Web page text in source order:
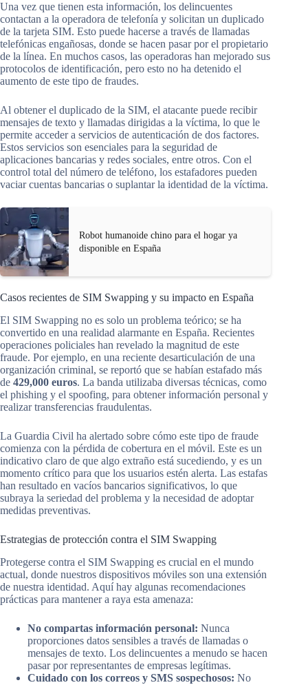
Una vez que tienen esta información, los delincuentes
contactan a la operadora de telefonía y solicitan un duplicado
de la tarjeta SIM. Esto puede hacerse a través de llamadas
telefónicas engañosas, donde se hacen pasar por el propietario
de la línea. En muchos casos, las operadoras han mejorado sus
protocolos de identificación, pero esto no ha detenido el
aumento de este tipo de fraudes.
Al obtener el duplicado de la SIM, el atacante puede recibir
mensajes de texto y llamadas dirigidas a la víctima, lo que le
permite acceder a servicios de autenticación de dos factores.
Estos servicios son esenciales para la seguridad de
aplicaciones bancarias y redes sociales, entre otros. Con el
control total del número de teléfono, los estafadores pueden
vaciar cuentas bancarias o suplantar la identidad de la víctima.
Robot humanoide chino para el hogar ya
disponible en España
Casos recientes de SIM Swapping y su impacto en España
El SIM Swapping no es solo un problema teórico; se ha
convertido en una realidad alarmante en España. Recientes
operaciones policiales han revelado la magnitud de este
fraude. Por ejemplo, en una reciente desarticulación de una
organización criminal, se reportó que se habían estafado más
de 429,000 euros. La banda utilizaba diversas técnicas, como
el phishing y el spoofing, para obtener información personal y
realizar transferencias fraudulentas.
La Guardia Civil ha alertado sobre cómo este tipo de fraude
comienza con la pérdida de cobertura en el móvil. Este es un
indicativo claro de que algo extraño está sucediendo, y es un
momento crítico para que los usuarios estén alerta. Las estafas
han resultado en vacíos bancarios significativos, lo que
subraya la seriedad del problema y la necesidad de adoptar
medidas preventivas.
Estrategias de protección contra el SIM Swapping
Protegerse contra el SIM Swapping es crucial en el mundo
actual, donde nuestros dispositivos móviles son una extensión
de nuestra identidad. Aquí hay algunas recomendaciones
prácticas para mantener a raya esta amenaza:
No compartas información personal: Nunca
proporciones datos sensibles a través de llamadas o
mensajes de texto. Los delincuentes a menudo se hacen
pasar por representantes de empresas legítimas.
Cuidado con los correos y SMS sospechosos: No